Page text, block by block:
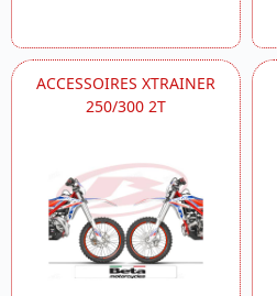
ACCESSOIRES XTRAINER
250/300 2T